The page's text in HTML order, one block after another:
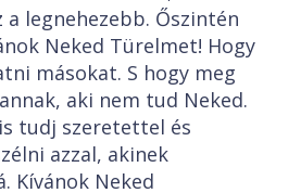
legnehezebb. Őszintén
Neked Türelmet! Hogy
másokat. S hogy meg
aki nem tud Neked.
tudj szeretettel és
azzal, akinek
Kívánok Neked